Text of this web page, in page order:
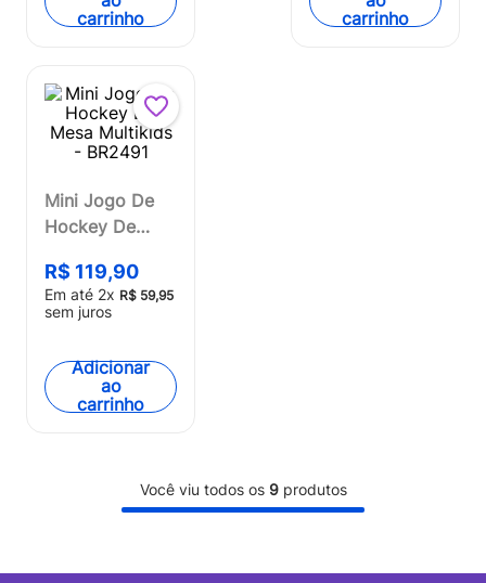
carrinho
carrinho
Mini Jogo De
Hockey De
- BR2491
R$ 119,90
Em até 2x R$ 59,95
sem juros
Adicionar
ao
carrinho
Você viu todos os 9produtos